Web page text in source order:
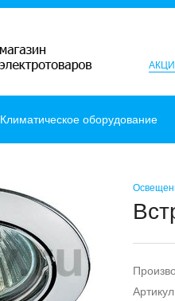
Климатическое оборудование